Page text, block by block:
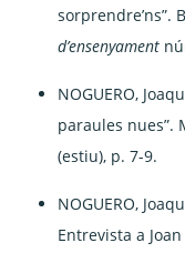
sorprendre’ns”.
d’ensenyament
NOGUERO,
paraules nues”.
(estiu), p. 7-9.
NOGUERO,
Entrevista a